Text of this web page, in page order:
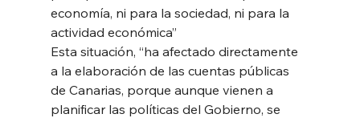
economía, ni para la sociedad, ni para la
actividad económica”
Esta situación, “ha afectado directamente
a la elaboración de las cuentas públicas
de Canarias, porque aunque vienen a
planificar las políticas del Gobierno, se